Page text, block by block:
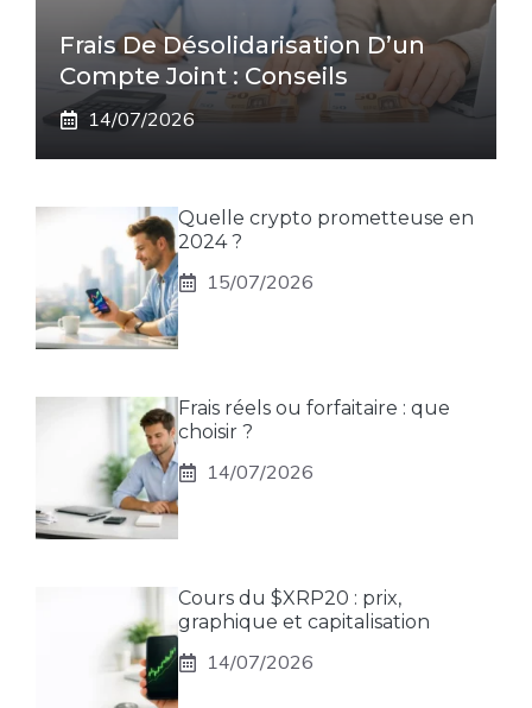
Frais De Désolidarisation D’un
Compte Joint : Conseils
14/07/2026
Quelle crypto prometteuse en
2024 ?
15/07/2026
Frais réels ou forfaitaire : que
choisir ?
14/07/2026
Cours du $XRP20 : prix,
graphique et capitalisation
14/07/2026